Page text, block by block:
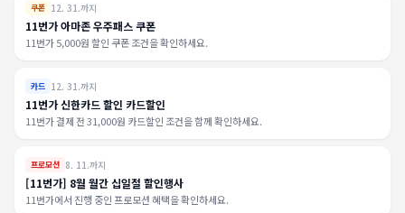
쿠폰 12. 31.까지
11번가 아마존 우주패스 쿠폰
11번가 5,000원 할인 쿠폰 조건을 확인하세요.
카드 12. 31.까지
11번가 신한카드 할인 카드할인
11번가 결제 전 31,000원 카드할인 조건을 함께 확인하세요.
프로모션 8. 11.까지
[11번가] 8월 월간 십일절 할인행사
11번가에서 진행 중인 프로모션 혜택을 확인하세요.